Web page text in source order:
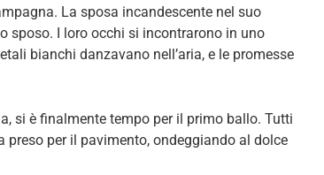
La sposa incandescente nel suo
sposo. I loro occhi si incontrarono in uno
bianchi danzavano nell’aria, e le promesse
si è finalmente tempo per il primo ballo. Tutti
per il pavimento, ondeggiando al dolce